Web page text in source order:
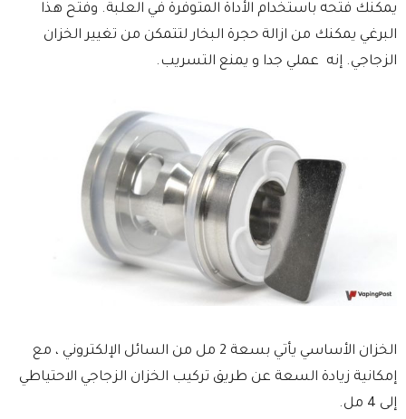
يمكنك فتحه باستخدام الأداة المتوفرة في العلبة. وفتح هذا
البرغي يمكنك من ازالة حجرة البخار لتتمكن من تغيير الخزان
الزجاجي. إنه عملي جدا و يمنع التسريب.
الخزان الأساسي يأتي بسعة 2 مل من السائل الإلكتروني ، مع
إمكانية زيادة السعة عن طريق تركيب الخزان الزجاجي الاحتياطي
إلى 4 مل.